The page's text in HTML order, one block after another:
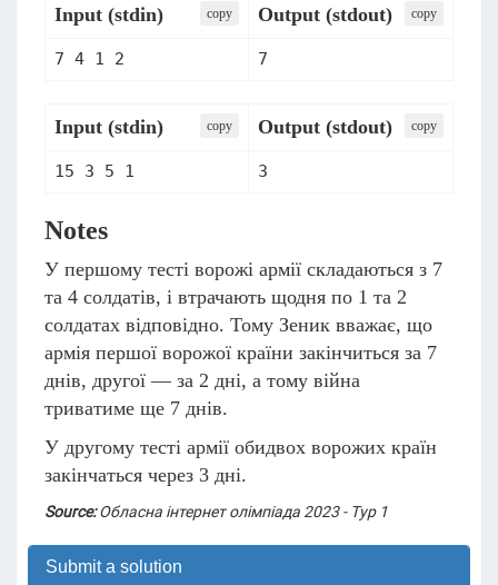
Input (stdin) сopy Output (stdout) сopy
Input (stdin) сopy Output (stdout) сopy
Notes
У першому тесті ворожі армії складаються з 7
та 4 солдатів, і втрачають щодня по 1 та 2
солдатах відповідно. Тому Зеник вважає, що
армія першої ворожої країни закінчиться за 7
днів, другої — за 2 дні, а тому війна
триватиме ще 7 днів.
У другому тесті армії обидвох ворожих країн
закінчаться через 3 дні.
Source:Обласна інтернет олімпіада 2023 - Тур 1
Submit a solution